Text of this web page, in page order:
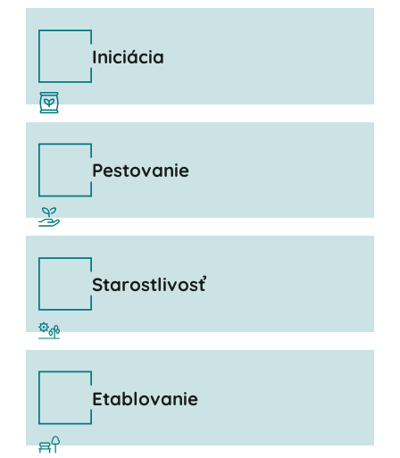
Iniciácia
Pestovanie
Starostlivosť
Etablovanie